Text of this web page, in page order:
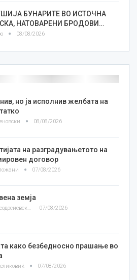
БУНАРИТЕ ВО ИСТОЧНА
НАТОВАРЕНИ БРОДОВИ…
08/08/2026
но ја исполнив желбата на
08/08/2026
на разградувањетото на
договор
07/08/2026
земја
Златко Теодосиевски 07/08/2026
како безбедносно прашање во
07/08/2026